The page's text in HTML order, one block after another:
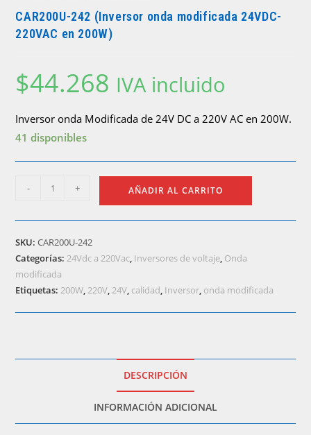
CAR200U-242 (Inversor onda modificada 24VDC-
220VAC en 200W)
$44.268 IVA incluido
Inversor onda Modificada de 24V DC a 220V AC en 200W.
41 disponibles
CAR200U-
(Inversor
modificada
24VDC-
220VAC
- + AÑADIR AL CARRITO
SKU:CAR200U-242
Categorías:24Vdc a 220Vac, Inversores de voltaje, Onda
modificada
Etiquetas:200W,220V,24V, calidad, Inversor, onda modificada
DESCRIPCIÓN
INFORMACIÓN ADICIONAL